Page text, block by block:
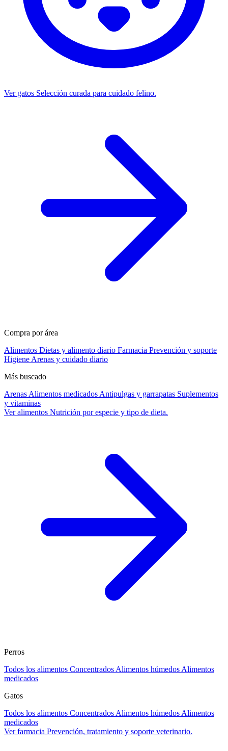
Ver gatos Selección curada para cuidado felino.
Compra por área
Alimentos Dietas y alimento diario Farmacia Prevención y soporte
Higiene Arenas y cuidado diario
Más buscado
Arenas Alimentos medicados Antipulgas y garrapatas Suplementos
y vitaminas
Ver alimentos Nutrición por especie y tipo de dieta.
Perros
Todos los alimentos Concentrados Alimentos húmedos Alimentos
medicados
Gatos
Todos los alimentos Concentrados Alimentos húmedos Alimentos
medicados
Ver farmacia Prevención, tratamiento y soporte veterinario.